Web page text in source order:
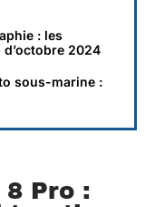
: les
2024
sous-marine :
Pro :